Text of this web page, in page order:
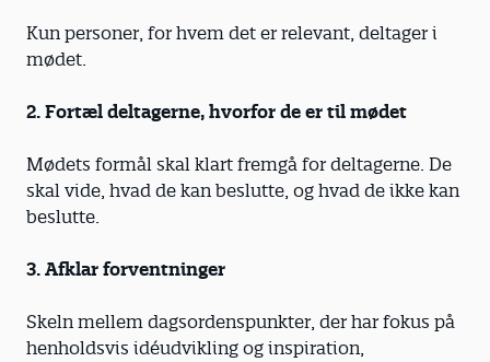
Kun personer, for hvem det er relevant, deltager i
mødet.
2. Fortæl deltagerne, hvorfor de er til mødet
Mødets formål skal klart fremgå for deltagerne. De
skal vide, hvad de kan beslutte, og hvad de ikke kan
beslutte.
3. Afklar forventninger
Skeln mellem dagsordenspunkter, der har fokus på
henholdsvis idéudvikling og inspiration,